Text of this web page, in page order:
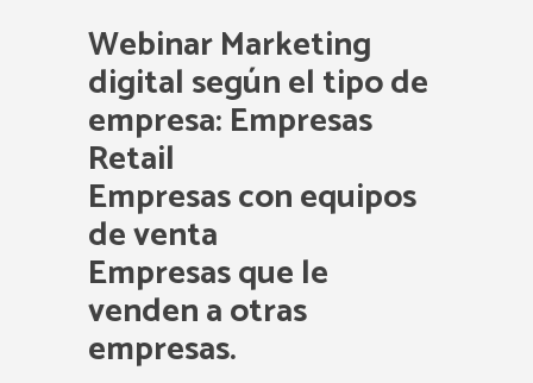
Webinar Marketing
digital según el tipo de
empresa: Empresas
Retail
Empresas con equipos
de venta
Empresas que le
venden a otras
empresas.